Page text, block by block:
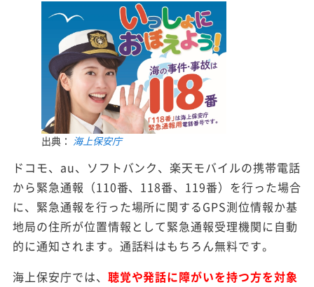
出典： 海上保安庁
ドコモ、au、ソフトバンク、楽天モバイルの携帯電話
から緊急通報（110番、118番、119番）を行った場合
に、緊急通報を行った場所に関するGPS測位情報か基
地局の住所が位置情報として緊急通報受理機関に自動
的に通知されます。通話料はもちろん無料です。
海上保安庁では、 聴覚や発話に障がいを持つ方を対象